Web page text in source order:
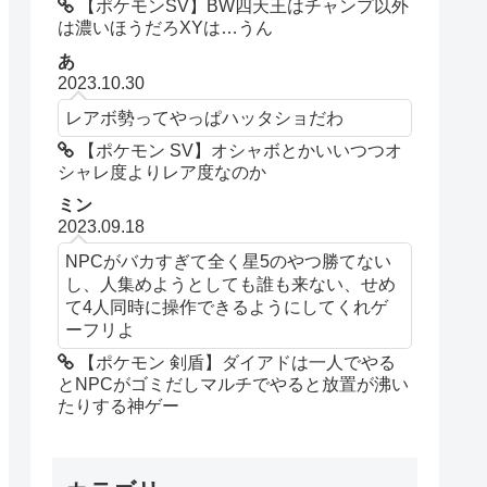
【ポケモンSV】BW四天王はチャンプ以外
は濃いほうだろXYは…うん
あ
2023.10.30
レアボ勢ってやっぱハッタショだわ
【ポケモン SV】オシャボとかいいつつオ
シャレ度よりレア度なのか
ミン
2023.09.18
NPCがバカすぎて全く星5のやつ勝てない
し、人集めようとしても誰も来ない、せめ
て4人同時に操作できるようにしてくれゲ
ーフリよ
【ポケモン 剣盾】ダイアドは一人でやる
とNPCがゴミだしマルチでやると放置が沸い
たりする神ゲー